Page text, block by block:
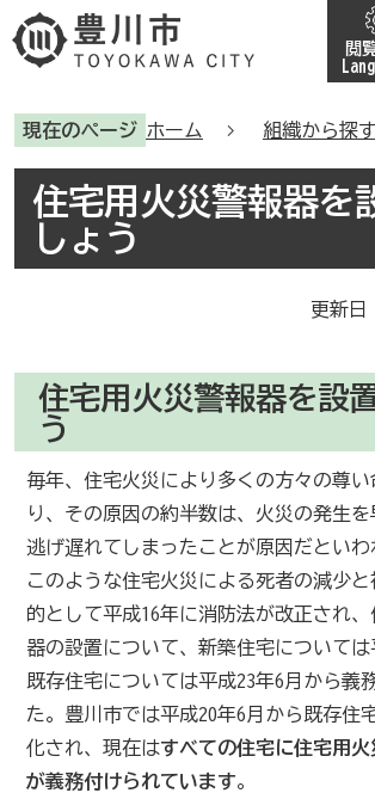
閲
現在のページ ホーム 組織から探す
住宅用火災警報器を
しょう
更新日
住宅用火災警報器を設
う
毎年、住宅火災により多くの方々の尊
り、その原因の約半数は、火災の発生
逃げ遅れてしまったことが原因だといわ
このような住宅火災による死者の減少と
的として平成16年に消防法が改正され
器の設置について、新築住宅については
既存住宅については平成23年6月から義
た。豊川市では平成20年6月から既存住
化され、現在はすべての住宅に住宅用
が義務付けられています。